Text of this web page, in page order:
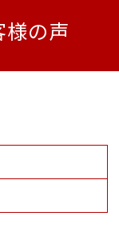
の声